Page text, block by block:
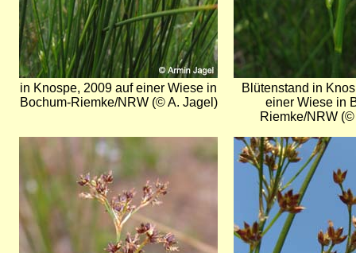
in Knospe, 2009 auf einer Wiese in
Bochum-Riemke/NRW (© A. Jagel)
Blütenstand in
einer Wiese in
Riemke/NRW
Bild